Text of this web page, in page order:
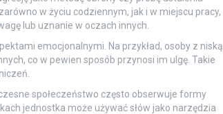
w życiu codziennym, jak i w miejscu pracy,
lub uznanie w oczach innych.
emocjonalnymi. Na przykład, osoby z niską
co w pewien sposób przynosi im ulgę. Takie
społeczeństwo często obserwuje formy
jednostka może używać słów jako narzędzia